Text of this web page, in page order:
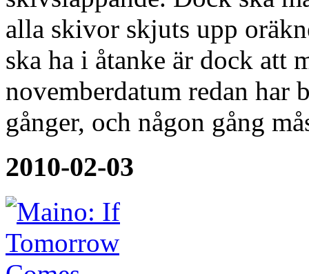
November ser ut att bli en
skivsläppande. Dock ska
alla skivor skjuts upp
ska ha i åtanke är dock att
gånger, och någon gång
2010-02-03